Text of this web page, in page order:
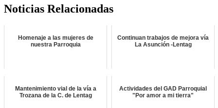
Noticias Relacionadas
Homenaje a las mujeres de
nuestra Parroquia
Continuan trabajos de mejora vía
La Asunción -Lentag
Mantenimiento vial de la vía a
Trozana de la C. de Lentag
Actividades del GAD Parroquial
"Por amor a mi tierra"